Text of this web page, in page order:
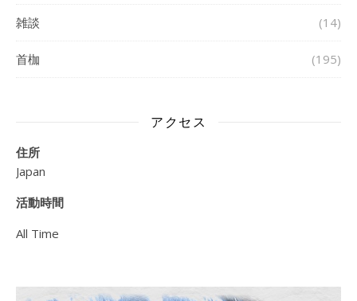
雑談 (14)
首枷 (195)
アクセス
住所
Japan
活動時間
All Time